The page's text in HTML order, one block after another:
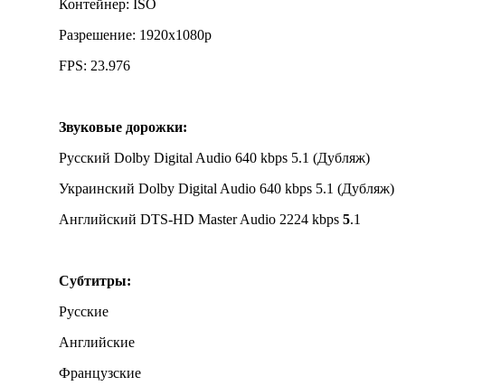
Контейнер: ISO
Разрешение: 1920x1080p
FPS: 23.976
Звуковые дорожки:
Русский Dolby Digital Audio 640 kbps 5.1 (Дубляж)
Украинский Dolby Digital Audio 640 kbps 5.1 (Дубляж)
Английский DTS-HD Master Audio 2224 kbps 5.1
Субтитры:
Русские
Английские
Французские